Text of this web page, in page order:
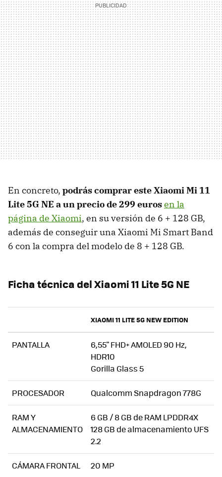
En concreto, podrás comprar este Xiaomi Mi 11
Lite 5G NE a un precio de 299 eurosen la
página de Xiaomi, en su versión de 6 + 128 GB,
además de conseguir una Xiaomi Mi Smart Band
6 con la compra del modelo de 8 + 128 GB.
Ficha técnica del Xiaomi 11 Lite 5G NE
XIAOMI 11 LITE 5G NEW EDITION
PANTALLA
6,55" FHD+ AMOLED 90 Hz,
HDR10
Gorilla Glass 5
PROCESADOR Qualcomm Snapdragon 778G
RAM Y
ALMACENAMIENTO
6 GB / 8 GB de RAM LPDDR4X
128 GB de almacenamiento UFS
2.2
CÁMARA FRONTAL 20 MP